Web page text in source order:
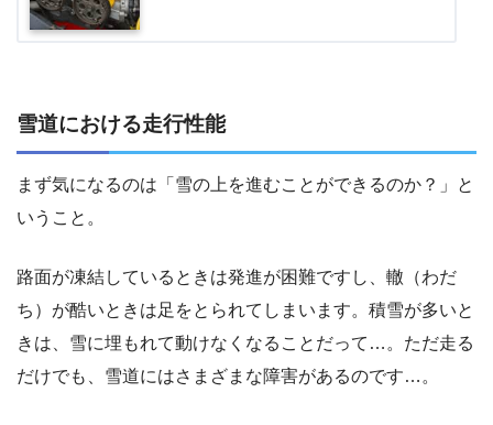
雪道における走行性能
まず気になるのは「雪の上を進むことができるのか？」と
いうこと。
路面が凍結しているときは発進が困難ですし、轍（わだ
ち）が酷いときは足をとられてしまいます。積雪が多いと
きは、雪に埋もれて動けなくなることだって…。ただ走る
だけでも、雪道にはさまざまな障害があるのです…。